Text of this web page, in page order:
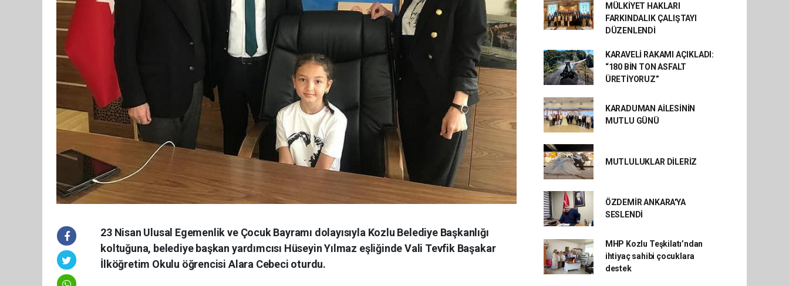
23 Nisan Ulusal Egemenlik ve Çocuk Bayramı dolayısıyla Kozlu Belediye Başkanlığı
koltuğuna, belediye başkan yardımcısı Hüseyin Yılmaz eşliğinde Vali Tevfik Başakar
İlköğretim Okulu öğrencisi Alara Cebeci oturdu.
MÜLKİYET HAKLARI
FARKINDALIK ÇALIŞTAYI
DÜZENLENDİ
KARAVELİ RAKAMI AÇIKLADI:
“180 BİN TON ASFALT
ÜRETİYORUZ”
KARADUMAN AİLESİNİN
MUTLU GÜNÜ
MUTLULUKLAR DİLERİZ
ÖZDEMİR ANKARA'YA
SESLENDİ
MHP Kozlu Teşkilatı’ndan
ihtiyaç sahibi çocuklara
destek